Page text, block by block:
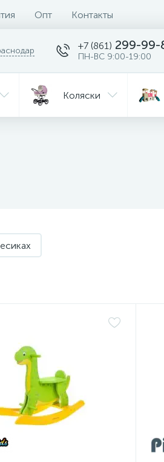
Опт Контакты
+7 (861) 299-99-
ПН-ВС 9:00-19:00
Коляски